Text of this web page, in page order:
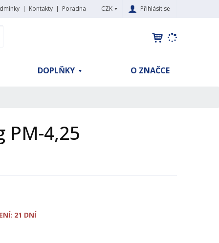
Kontakty Poradna CZK Přihlásit se
e
DOPLŇKY O ZNAČCE
4,25
21 DNÍ